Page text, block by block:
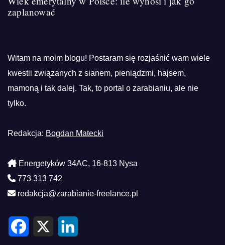
zaplanować
Witam na moim blogu! Postaram się rozjaśnić wam wiele
kwestii związanych z sianem, pieniądzmi, hajsem,
mamoną i tak dalej. Tak, to portal o zarabianiu, ale nie
tylko.
Redakcja: Bogdan Matecki
Energetyków 34AC, 16-813 Nysa
773 313 742
redakcja@zarabianie-freelance.pl
F
X